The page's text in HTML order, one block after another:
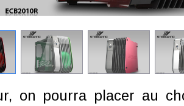
on pourra placer au